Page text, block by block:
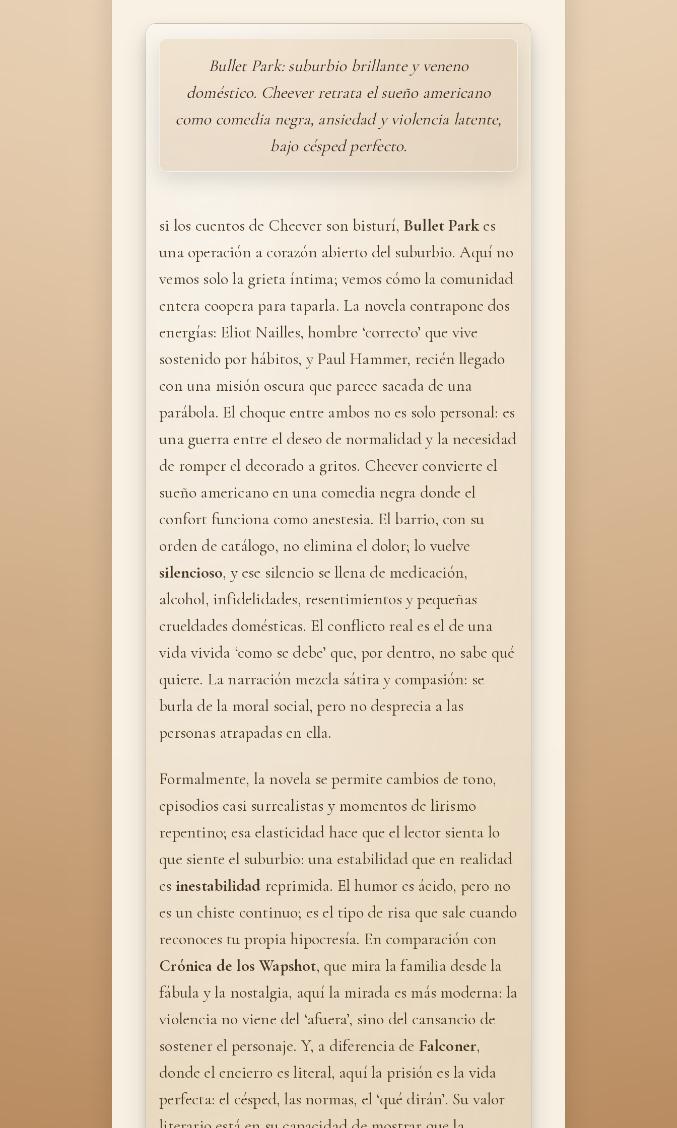
Bullet Park: suburbio brillante y veneno
doméstico. Cheever retrata el sueño americano
como comedia negra, ansiedad y violencia latente,
bajo césped perfecto.
si los cuentos de Cheever son bisturí, Bullet Parkes
una operación a corazón abierto del suburbio. Aquí no
vemos solo la grieta íntima; vemos cómo la comunidad
entera coopera para taparla. La novela contrapone dos
energías: Eliot Nailles, hombre ‘correcto’ que vive
sostenido por hábitos, y Paul Hammer, recién llegado
con una misión oscura que parece sacada de una
parábola. El choque entre ambos no es solo personal: es
una guerra entre el deseo de normalidad y la necesidad
de romper el decorado a gritos. Cheever convierte el
sueño americano en una comedia negra donde el
confort funciona como anestesia. El barrio, con su
orden de catálogo, no elimina el dolor; lo vuelve
silencioso, y ese silencio se llena de medicación,
alcohol, infidelidades, resentimientos y pequeñas
crueldades domésticas. El conflicto real es el de una
vida vivida ‘como se debe’ que, por dentro, no sabe qué
quiere. La narración mezcla sátira y compasión: se
burla de la moral social, pero no desprecia a las
personas atrapadas en ella.
Formalmente, la novela se permite cambios de tono,
episodios casi surrealistas y momentos de lirismo
repentino; esa elasticidad hace que el lector sienta lo
que siente el suburbio: una estabilidad que en realidad
es inestabilidad reprimida. El humor es ácido, pero no
es un chiste continuo; es el tipo de risa que sale cuando
reconoces tu propia hipocresía. En comparación con
Crónica de los Wapshot, que mira la familia desde la
fábula y la nostalgia, aquí la mirada es más moderna: la
violencia no viene del ‘afuera’, sino del cansancio de
sostener el personaje. Y, a diferencia de Falconer,
donde el encierro es literal, aquí la prisión es la vida
perfecta: el césped, las normas, el ‘qué dirán’. Su valor